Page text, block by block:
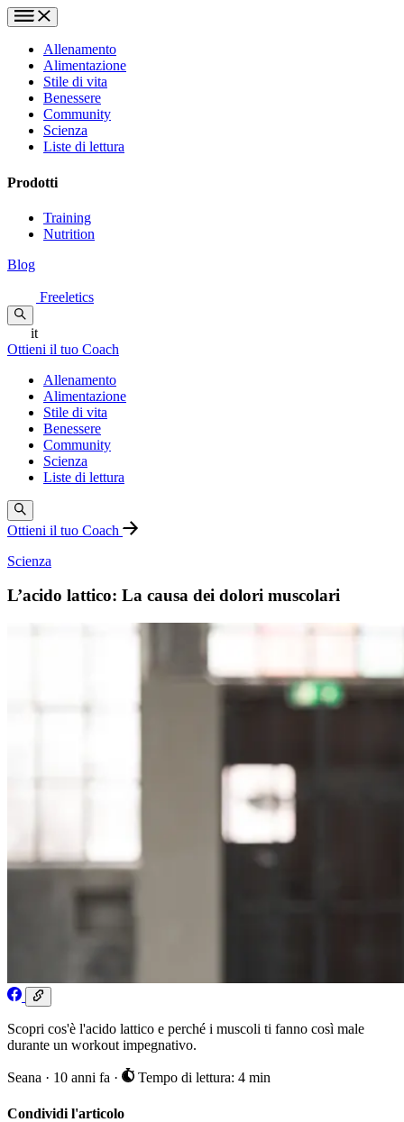
Allenamento
Alimentazione
Stile di vita
Benessere
Community
Scienza
Liste di lettura
Prodotti
Training
Nutrition
Blog
Freeletics
it
Ottieni il tuo Coach
Allenamento
Alimentazione
Stile di vita
Benessere
Community
Scienza
Liste di lettura
Ottieni il tuo Coach
Scienza
L’acido lattico: La causa dei dolori muscolari
Scopri cos'è l'acido lattico e perché i muscoli ti fanno così male
durante un workout impegnativo.
Seana · 10 anni fa · Tempo di lettura: 4 min
Condividi l'articolo